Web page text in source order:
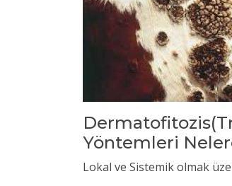
Yöntemleri
Lokal ve Sistemik olmak